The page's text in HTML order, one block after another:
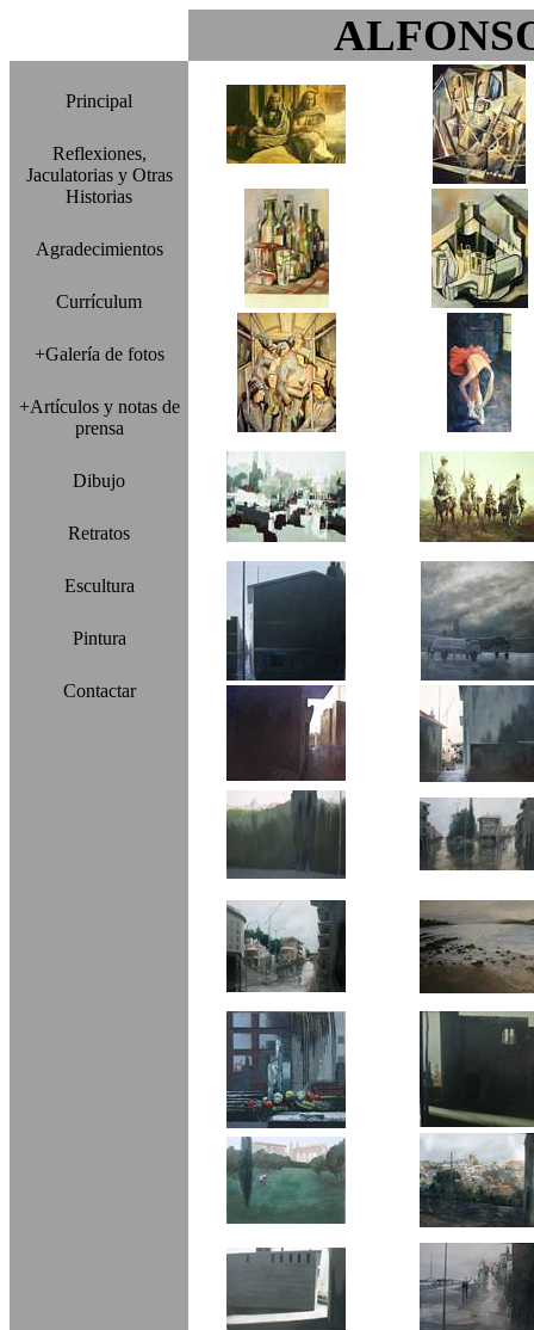
Principal
Reflexiones,
Jaculatorias y Otras
Historias
Agradecimientos
Currículum
+Galería de fotos
+Artículos y notas de
prensa
Dibujo
Retratos
Escultura
Pintura
Contactar